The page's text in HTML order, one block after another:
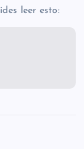
leer esto: